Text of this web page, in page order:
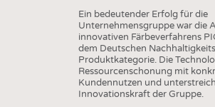
ADRESSEN & LINKS
PUBLIKATIONEN
Ein bedeutender Erfolg für die
Unternehmensgruppe war die
innovativen Färbeverfahrens
dem Deutschen
Produktkategorie. Die
Ressourcenschonung mit
Kundennutzen und
Innovationskraft der Gruppe.